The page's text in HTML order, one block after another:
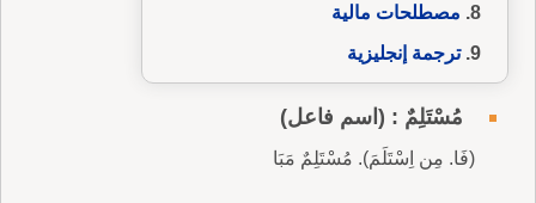
مصطلحات مالية
ترجمة إنجليزية
مُسْتَلِمٌ : (اسم فاعل)
(فَا. مِن اِسْتَلَمَ). مُسْتَلِمٌ مَبَا